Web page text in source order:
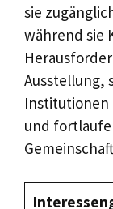
sie
während sie
Ausstellung,
Institutionen
und